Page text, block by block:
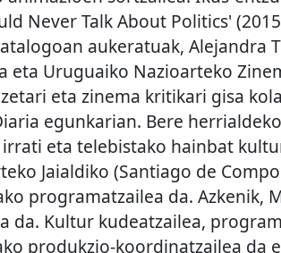
Never Talk About Politics'
aukeratuak, Alejandra
eta Uruguaiko Nazioarteko
eta zinema kritikari gisa
egunkarian. Bere
eta telebistako hainbat
Jaialdiko (Santiago de
programatzailea da. Azkenik,
da. Kultur kudeatzailea,
produkzio-koordinatzailea da